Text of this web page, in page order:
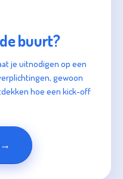
buurt?
je uitnodigen op een
gewoon
hoe een kick-off
→